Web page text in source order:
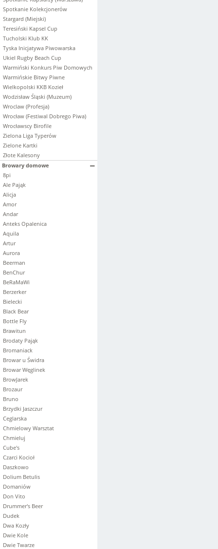
Spotkanie Kolekcjonerów
Stargard (Miejski)
Teresiński Kapsel Cup
Tucholski Klub KK
Tyska Inicjatywa Piwowarska
Ukiel Rugby Beach Cup
Warmiński Konkurs Piw Domowych
Warmińskie Bitwy Piwne
Wielkopolski KKB Kozieł
Wodzisław Śląski (Muzeum)
Wroclaw (Profesja)
Wrocław (Festiwal Dobrego Piwa)
Wrocławscy Birofile
Zielona Liga Typerów
Zielone Kartki
Złote Kalesony
Browary domowe
8pi
Ale Pająk
Alicja
Amor
Andar
Anteks Opalenica
Aquila
Artur
Aurora
Beerman
BenChur
BeRaMaWi
Berzerker
Bielecki
Black Bear
Bottle Fly
Brawitun
Brodaty Pająk
Bromaniack
Browar u Świdra
Browar Węglinek
BrowJarek
Brozaur
Bruno
Brzydki Jaszczur
Ceglarska
Chmielowy Warsztat
Chmieluj
Cube's
Czarci Kocioł
Daszkowo
Dolium Betulis
Domaniów
Don Vito
Drummer's Beer
Dudek
Dwa Kozły
Dwie Kole
Dwie Twarze